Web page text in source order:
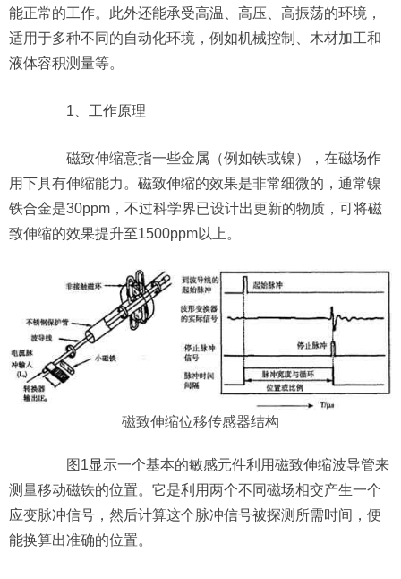
能正常的工作。此外还能承受高温、高压、高振荡的环境，
适用于多种不同的自动化环境，例如机械控制、木材加工和
液体容积测量等。
1、工作原理
磁致伸缩意指一些金属（例如铁或镍），在磁场作
用下具有伸缩能力。磁致伸缩的效果是非常细微的，通常镍
铁合金是30ppm，不过科学界已设计出更新的物质，可将磁
致伸缩的效果提升至1500ppm以上。
磁致伸缩位移传感器结构
图1显示一个基本的敏感元件利用磁致伸缩波导管来
测量移动磁铁的位置。它是利用两个不同磁场相交产生一个
应变脉冲信号，然后计算这个脉冲信号被探测所需时间，便
能换算出准确的位置。